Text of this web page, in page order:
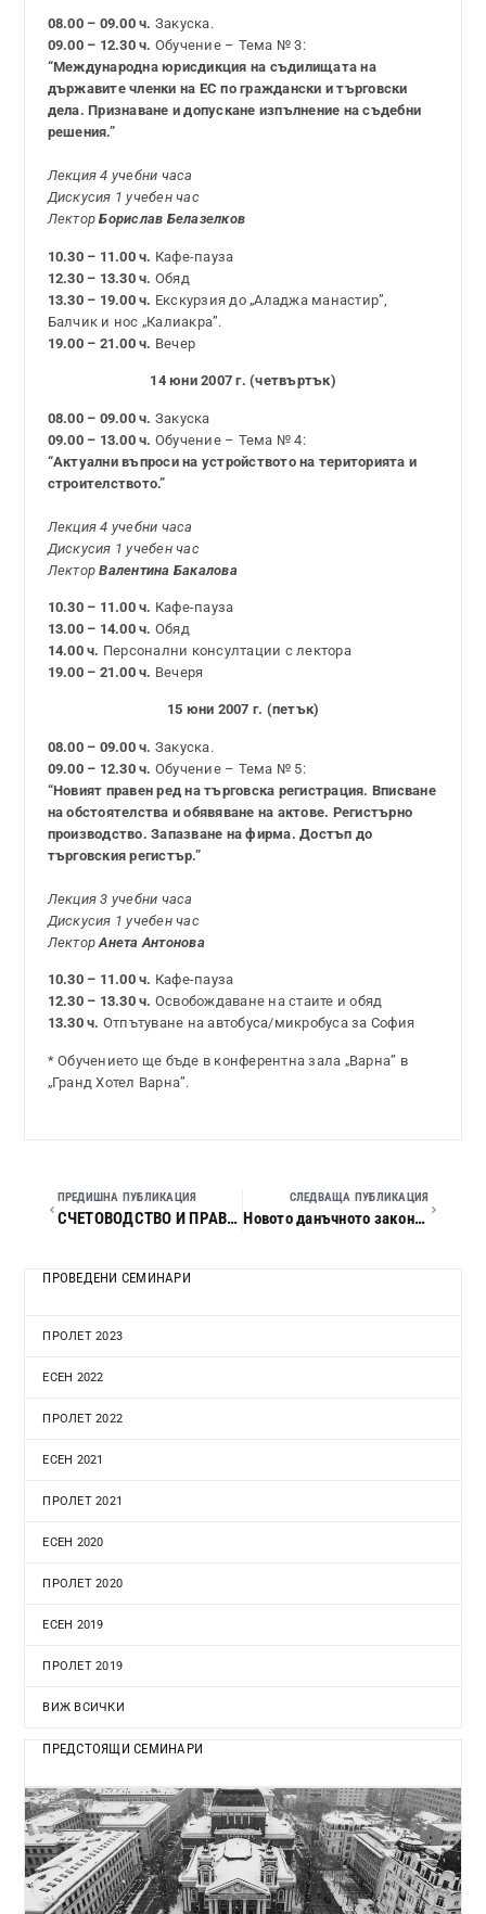
08.00 – 09.00 ч. Закуска.
09.00 – 12.30 ч. Обучение – Тема № 3:
“Международна юрисдикция на съдилищата на
държавите членки на ЕС по граждански и търговски
дела. Признаване и допускане изпълнение на съдебни
решения.”
Лекция 4 учебни часа
Дискусия 1 учебен час
ЛекторБорислав Белазелков
10.30 – 11.00 ч. Кафе-пауза
12.30 – 13.30 ч. Обяд
13.30 – 19.00 ч. Екскурзия до „Аладжа манастир”,
Балчик и нос „Калиакра”.
19.00 – 21.00 ч. Вечер
14 юни 2007 г. (четвъртък)
08.00 – 09.00 ч. Закуска
09.00 – 13.00 ч. Обучение – Тема № 4:
“Актуални въпроси на устройството на територията и
строителството.”
Лекция 4 учебни часа
Дискусия 1 учебен час
ЛекторВалентина Бакалова
10.30 – 11.00 ч. Кафе-пауза
13.00 – 14.00 ч. Обяд
14.00 ч. Персонални консултации с лектора
19.00 – 21.00 ч. Вечеря
15 юни 2007 г. (петък)
08.00 – 09.00 ч. Закуска.
09.00 – 12.30 ч. Обучение – Тема № 5:
“Новият правен ред на търговска регистрация. Вписване
на обстоятелства и обявяване на актове. Регистърно
производство. Запазване на фирма. Достъп до
търговския регистър.”
Лекция 3 учебни часа
Дискусия 1 учебен час
ЛекторАнета Антонова
10.30 – 11.00 ч. Кафе-пауза
12.30 – 13.30 ч. Освобождаване на стаите и обяд
13.30 ч. Отпътуване на автобуса/микробуса за София
* Обучението ще бъде в конферентна зала „Варна” в
„Гранд Хотел Варна”.
ПРЕДИШНА ПУБЛИКАЦИЯ
СЧЕТОВОДСТВО И ПРАВО – ПРОЛЕТ 2007
СЛЕДВАЩА ПУБЛИКАЦИЯ
Новото данъчното законодателство през 2007 г. Актуални въпроси на финансовото управление и счетоводното отчитане в предприятията.
ПРОВЕДЕНИ СЕМИНАРИ
ПРОЛЕТ 2023
ЕСЕН 2022
ПРОЛЕТ 2022
ЕСЕН 2021
ПРОЛЕТ 2021
ЕСЕН 2020
ПРОЛЕТ 2020
ЕСЕН 2019
ПРОЛЕТ 2019
ВИЖ ВСИЧКИ
ПРЕДСТОЯЩИ СЕМИНАРИ